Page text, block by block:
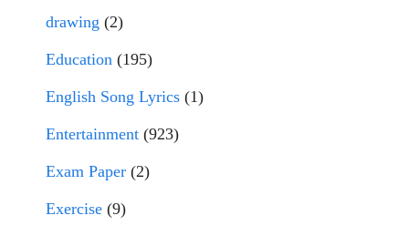
drawing (2)
Education (195)
English Song Lyrics (1)
Entertainment (923)
Exam Paper (2)
Exercise (9)